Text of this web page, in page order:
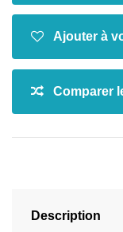
Description